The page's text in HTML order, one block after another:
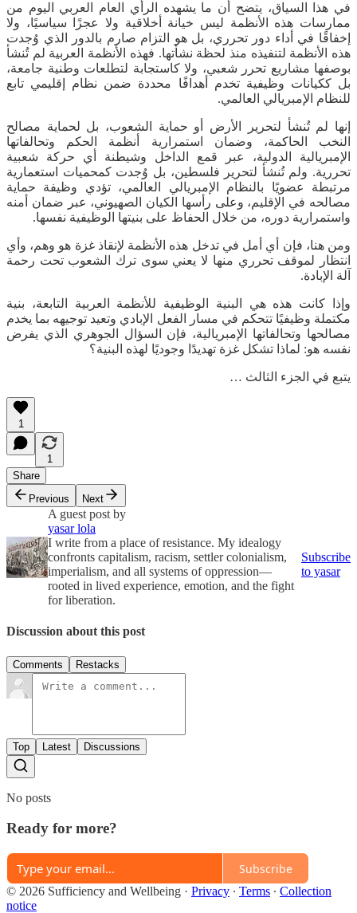
في هذا السياق، يتضح أن ما يشهده الرأي العام العربي اليوم من
ممارسات هذه الأنظمة ليس خيانة أخلاقية ولا عجزًا سياسيًا، ولا
إخفاقًا في أداء دور تحرري، بل هو التزام صارم بالدور الذي وُجدت
هذه الأنظمة لتنفيذه منذ لحظة نشأتها. فهذه الأنظمة العربية لم تُنشأ
بوصفها مشاريع تحرر شعبي، ولا كاستجابة لتطلعات وطنية جامعة،
بل ككيانات وظيفية تخدم أهدافًا محددة ضمن نظام إقليمي تابع
للنظام الإمبريالي العالمي.
إنها لم تُنشأ لتحرير الأرض أو حماية الشعوب، بل لحماية مصالح
النخب الحاكمة، وضمان استمرارية أنظمة الحكم وتحالفاتها
الإمبريالية الدولية، عبر قمع الداخل وشيطنة أي حركة شعبية
تحررية. ولم تُنشأ لتحرير فلسطين، بل وُجدت كمحميات استعمارية
مرتبطة عضويًا بالنظام الإمبريالي العالمي، تؤدي وظيفة حماية
مصالحه في الإقليم، وعلى رأسها الكيان الصهيوني، عبر ضمان أمنه
واستمرارية دوره، من خلال الحفاظ على بنيتها الوظيفية نفسها.
ومن هنا، فإن أي أمل في تدخل هذه الأنظمة لإنقاذ غزة هو وهم، وأي
انتظار لموقف تحرري منها لا يعني سوى ترك الشعوب تحت رحمة
آلة الإبادة.
وإذا كانت هذه هي البنية الوظيفية للأنظمة العربية التابعة، بنية
مكتملة وظيفيًا تتحكم في مسار الفعل الإبادي وتعيد توجيهه بما يخدم
مصالحها وتحالفاتها الإمبريالية، فإن السؤال الجوهري الذي يفرض
نفسه هو: لماذا تشكل غزة تهديدًا وجوديًا لهذه البنية؟
يتبع في الجزء الثالث …
1
1
Share
Previous
Next
A guest post by
yasar lola
I write from a place of resistance. My idealogy
confronts capitalism, racism, settler colonialism,
imperialism, and all systems of oppression—
rooted in lived experience, emotion, and the fight
for liberation.
Subscribe
to yasar
Discussion about this post
Comments Restacks
Top Latest Discussions
No posts
Ready for more?
Subscribe
© 2026 Sufficiency and Wellbeing · Privacy ∙ Terms ∙ Collection
notice